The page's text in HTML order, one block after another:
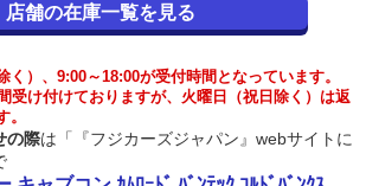
店舗の在庫一覧を見る
）、9:00～18:00が受付時間となっています。
受け付けておりますが、火曜日（祝日除く）は返
の際は「『フジカーズジャパン』webサイトに